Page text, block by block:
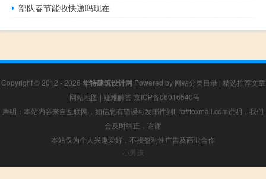
部队春节能收快递吗现在
Copyright © 2012 - 2026 华特建筑设计网 Powered by 网站分类目录 | 精选推荐文章
| 网站地图 | 疑难解答 京ICP备06016540号
声明：本站内容来自互联网，如信息有错误可发邮件到f_fb#foxmail.com说明，我们
会及时纠正，谢谢
本站仅为个人兴趣爱好，不接盈利性广告及商业合作
小男孩